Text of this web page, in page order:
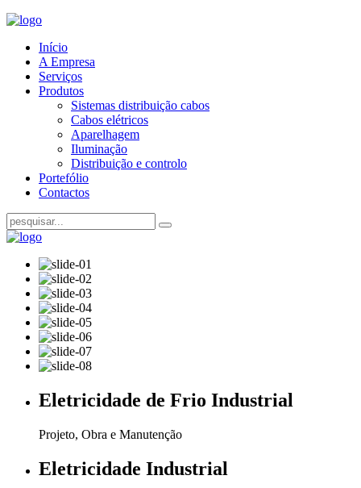
Início
A Empresa
Serviços
Produtos
Sistemas distribuição cabos
Cabos elétricos
Aparelhagem
Iluminação
Distribuição e controlo
Portefólio
Contactos
Eletricidade de Frio Industrial
Projeto, Obra e Manutenção
Eletricidade Industrial